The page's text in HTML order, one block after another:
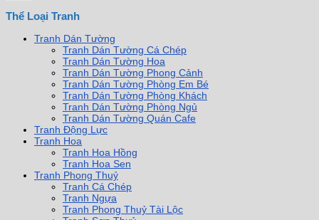
Thể Loại Tranh
Tranh Dán Tường
Tranh Dán Tường Cá Chép
Tranh Dán Tường Hoa
Tranh Dán Tường Phong Cảnh
Tranh Dán Tường Phòng Em Bé
Tranh Dán Tường Phòng Khách
Tranh Dán Tường Phòng Ngủ
Tranh Dán Tường Quán Cafe
Tranh Động Lực
Tranh Hoa
Tranh Hoa Hồng
Tranh Hoa Sen
Tranh Phong Thuỷ
Tranh Cá Chép
Tranh Ngựa
Tranh Phong Thuỷ Tài Lộc